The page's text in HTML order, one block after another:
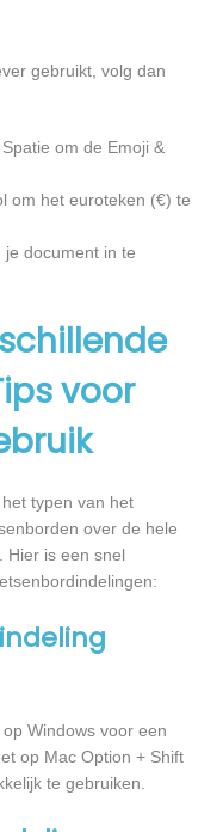
gebruikt, volg dan
om de Emoji &
om het euroteken (€) te
document in te
voor
typen van het
over de hele
Hier is een snel
Windows voor een
op Mac Option + Shift
te gebruiken.